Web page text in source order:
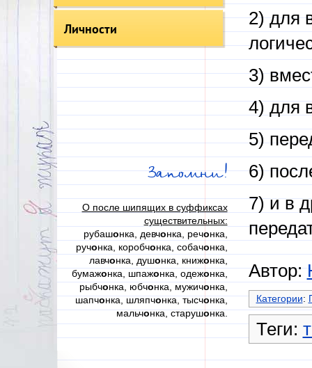
Личности
Запомни!
О после шипящих в суффиксах
существительных:
рубашонка, девчонка, речонка,
ручонка, коробчонка, собачонка,
лавчонка, душонка, книжонка,
бумажонка, шпажонка, одежонка,
рыбчонка, юбчонка, мужичонка,
шапчонка, шляпчонка, тысчонка,
мальчонка, старушонка.
2) для
3)
4) для
5)
6)
7) и в
Автор:
Категории:
Теги: